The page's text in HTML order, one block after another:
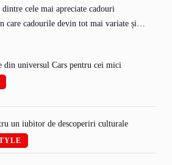
cele mai apreciate cadouri
care cadourile devin tot mai variate și…
din universul Cars pentru cei mici
un iubitor de descoperiri culturale